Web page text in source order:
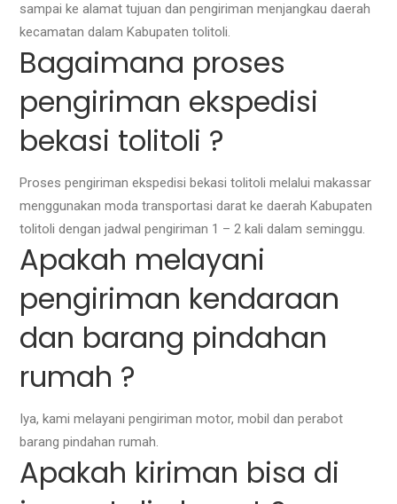
sampai ke alamat tujuan dan pengiriman menjangkau daerah
kecamatan dalam Kabupaten tolitoli.
Bagaimana proses
pengiriman ekspedisi
bekasi tolitoli ?
Proses pengiriman ekspedisi bekasi tolitoli melalui makassar
menggunakan moda transportasi darat ke daerah Kabupaten
tolitoli dengan jadwal pengiriman 1 – 2 kali dalam seminggu.
Apakah melayani
pengiriman kendaraan
dan barang pindahan
rumah ?
Iya, kami melayani pengiriman motor, mobil dan perabot
barang pindahan rumah.
Apakah kiriman bisa di